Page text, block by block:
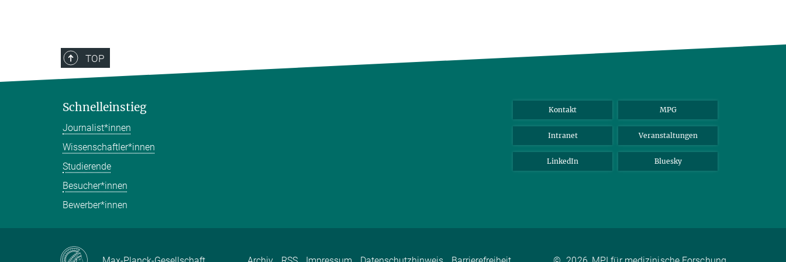
TOP
Schnelleinstieg
Journalist*innen
Wissenschaftler*innen
Studierende
Besucher*innen
Bewerber*innen
Kontakt MPG
Intranet Veranstaltungen
LinkedIn Bluesky